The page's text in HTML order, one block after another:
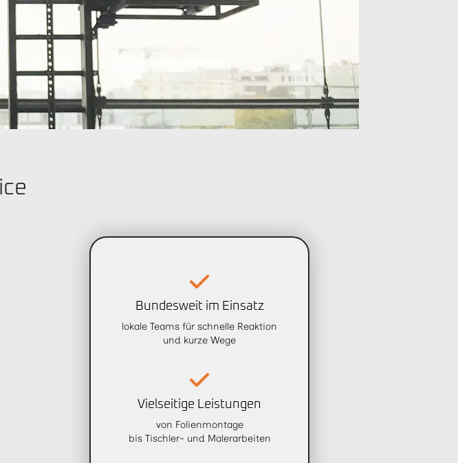
Bundesweit im Einsatz
lokale Teams für schnelle Reaktion
und kurze Wege
Vielseitige Leistungen
von Folienmontage
bis Tischler- und Malerarbeiten